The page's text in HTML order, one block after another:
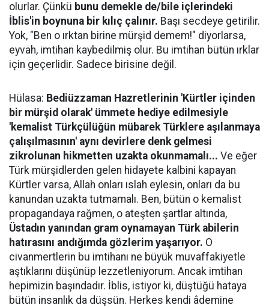
olurlar. Çünkü bunu demekle de/bile içlerindeki
İblis'in boynuna bir kılıç çalınır. Başı secdeye getirilir.
Yok, "Ben o ırktan birine mürşid demem!" diyorlarsa,
eyvah, imtihan kaybedilmiş olur. Bu imtihan bütün ırklar
için geçerlidir. Sadece birisine değil.
Hülasa: Bediüzzaman Hazretlerinin 'Kürtler içinden
bir mürşid olarak' ümmete hediye edilmesiyle
'kemalist Türkçülüğün mübarek Türklere aşılanmaya
çalışılmasının' aynı devirlere denk gelmesi
zikrolunan hikmetten uzakta okunmamalı... Ve eğer
Türk mürşidlerden gelen hidayete kalbini kapayan
Kürtler varsa, Allah onları ıslah eylesin, onları da bu
kanundan uzakta tutmamalı. Ben, bütün o kemalist
propagandaya rağmen, o ateşten şartlar altında,
Üstadın yanından gram oynamayan Türk abilerin
hatırasını andığımda gözlerim yaşarıyor. O
civanmertlerin bu imtihanı ne büyük muvaffakiyetle
aştıklarını düşünüp lezzetleniyorum. Ancak imtihan
hepimizin başındadır. İblis, istiyor ki, düştüğü hataya
bütün insanlık da düşsün. Herkes kendi âdemine